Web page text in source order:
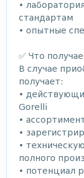
•
стандартам
• опытные
✅ Что
В случае
получает:
•
Gorelli
•
•
•
полного
• потенциал